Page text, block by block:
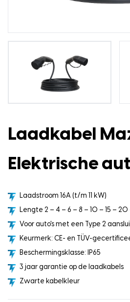
Laadkabel
Elektrische
Laadstroom 16A (t/m 11 kW)
Lengte 2 – 4 – 6 – 8 – 10 – 15 –
Voor auto's met een Type 2
Keurmerk: CE- en TÜV-
Beschermingsklasse: IP65
3 jaar garantie op de laadkabels
Zwarte kabelkleur